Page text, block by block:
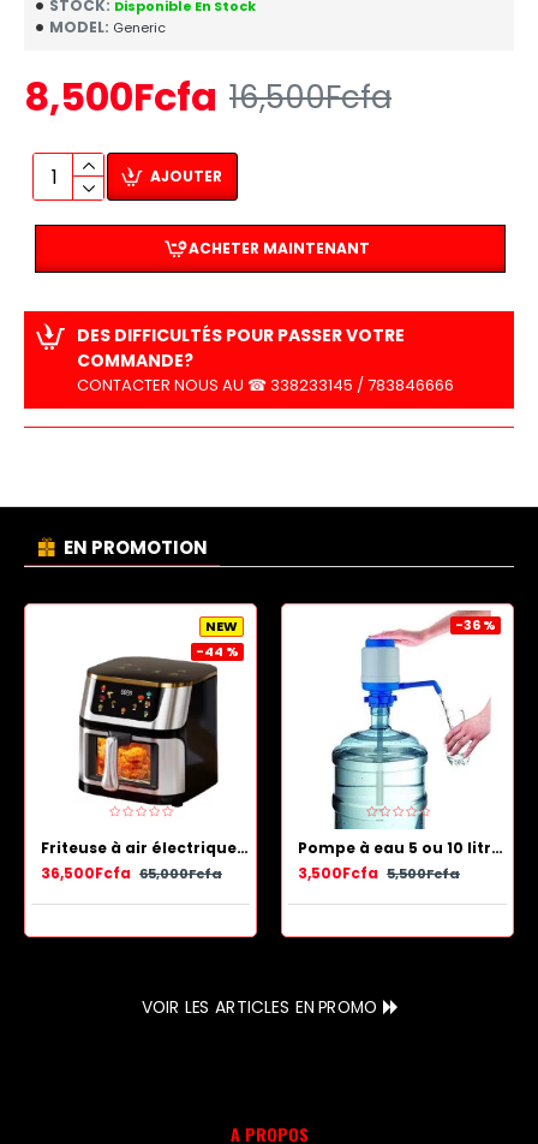
STOCK: Disponible En Stock
MODEL: Generic
8,500Fcfa 16,500Fcfa
AJOUTER
ACHETER MAINTENANT
DES DIFFICULTÉS POUR PASSER VOTRE
COMMANDE?
CONTACTER NOUS AU ☎ 338233145 / 783846666
EN PROMOTION
NEW
-44 %
Friteuse à air électrique en acier inoxydable avec panier antiadhésif 13.5 L
36,500Fcfa 65,000Fcfa
-36 %
Pompe à eau 5 ou 10 litres - Bleu Blanc
3,500Fcfa 5,500Fcfa
VOIR LES ARTICLES EN PROMO
A PROPOS